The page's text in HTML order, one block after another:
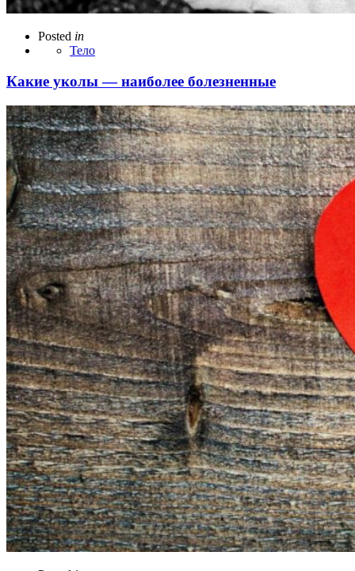
Posted in
Тело
Какие уколы — наиболее болезненные